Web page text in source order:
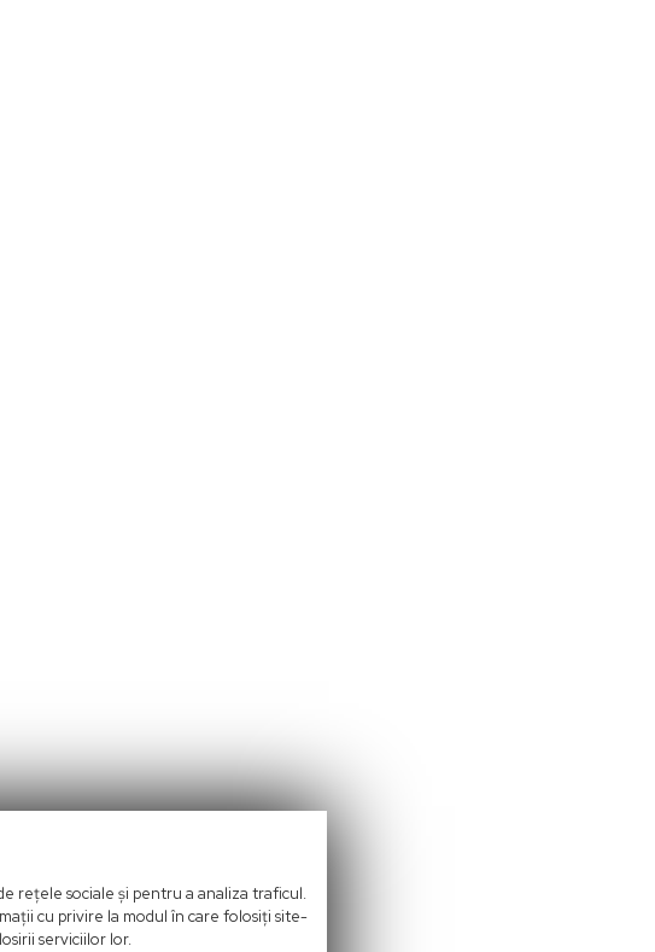
rețele sociale și pentru a analiza traficul.
cu privire la modul în care folosiți site-
serviciilor lor.